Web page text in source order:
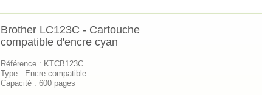
Brother LC123C - Cartouche
compatible d'encre cyan
Référence : KTCB123C
Type : Encre compatible
Capacité : 600 pages